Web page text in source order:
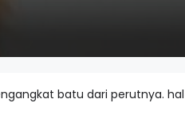
batu dari perutnya. hal